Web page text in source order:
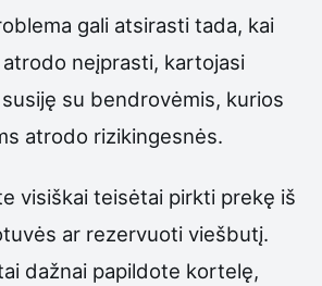
gali atsirasti tada, kai
neįprasti, kartojasi
su bendrovėmis, kurios
atrodo rizikingesnės.
visiškai teisėtai pirkti prekę iš
ar rezervuoti viešbutį.
dažnai papildote kortelę,